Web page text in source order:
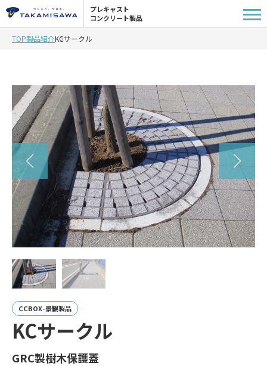
プレキャスト
コンクリート製品
TOP製品紹介KCサークル
CCBOX-景観製品
KCサークル
GRC製樹木保護蓋